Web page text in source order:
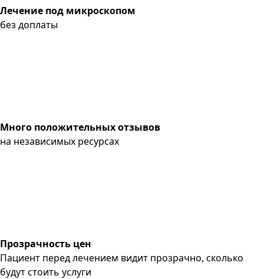
Лечение под микроскопом
без доплаты
Много положительных отзывов
на независимых ресурсах
Прозрачность цен
Пациент перед лечением видит прозрачно, сколько
будут стоить услуги